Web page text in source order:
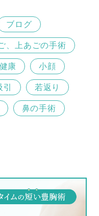
ブログ
、上あごの手術
健康 小顔
若返り
鼻の手術